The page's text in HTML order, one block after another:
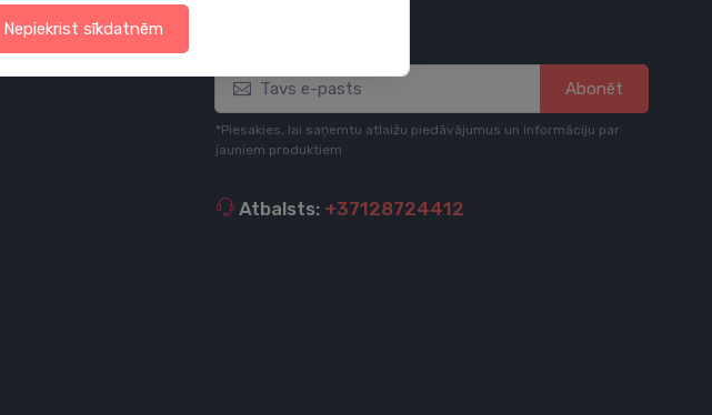
Abonēt
*Piesakies, lai saņemtu atlaižu piedāvājumus un informāciju par
jauniem produktiem
Atbalsts: +37128724412
Nepiekrist sīkdatnēm